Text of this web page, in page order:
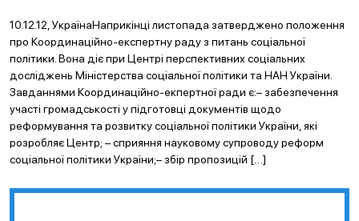
10.12.12, УкраїнаНаприкінці листопада затверджено положення
про Координаційно-експертну раду з питань соціальної
політики. Вона діє при Центрі перспективних соціальних
досліджень Міністерства соціальної політики та НАН України.
Завданнями Координаційно-екпертної ради є:– забезпечення
участі громадськості у підготовці документів щодо
реформування та розвитку соціальної політики України, які
розробляє Центр; – сприяння науковому супроводу реформ
соціальної політики України;– збір пропозицій […]